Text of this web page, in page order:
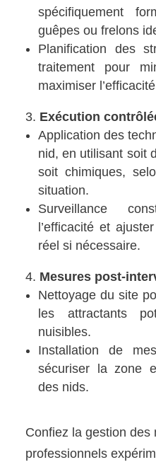
spécifiquement
guêpes ou frelons
Planification des
traitement pour
maximiser
Exécution
Application des
nid, en utilisant soit
soit chimiques,
situation.
Surveillance
l’efficacité et
réel si nécessaire.
Mesures post-
Nettoyage du site
les attractants
nuisibles.
Installation de
sécuriser la zone
des nids.
Confiez la gestion des
professionnels